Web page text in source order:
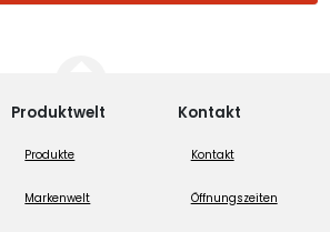
Produktwelt
Produkte
Markenwelt
Kontakt
Kontakt
Öffnungszeiten